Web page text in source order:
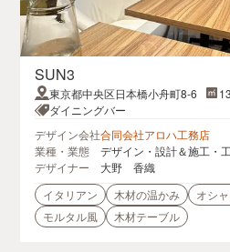
SUN3
東京都中央区日本橋小舟町8-6
ダイニングバー
デザイン会社合同会社アロハ工務店
業種・業態
デザイン・設計＆施工・
デザイナー
大野 香織
イタリアン
木材の温かみ オシ
モルタル風
木材テーブル